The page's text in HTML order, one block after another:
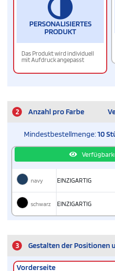
PERSONALISIERTES
PRODUKT
Das Produkt wird individuell
mit Aufdruck angepasst
2 Anzahl pro Farbe
Mindestbestellmenge:10
navy EINZIGARTIG
schwarz EINZIGARTIG
3 Gestalten der Positionen
Vorderseite